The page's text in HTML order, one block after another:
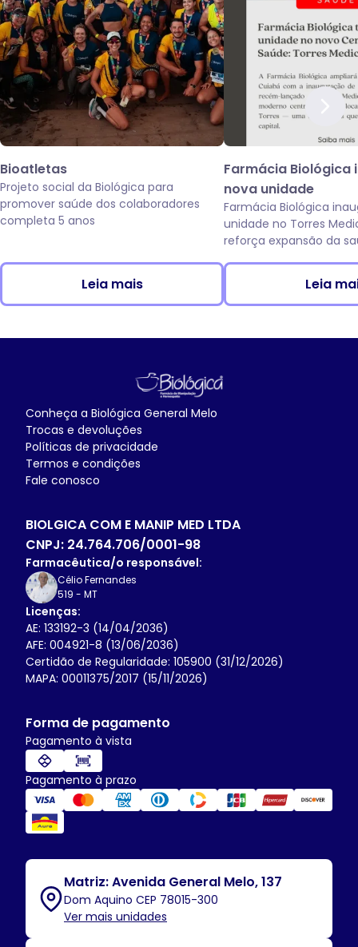
Bioatletas
Projeto social da Biológica para
promover saúde dos colaboradores
completa 5 anos
Leia mais
Farmácia Biológica
nova unidade
Farmácia Biológica
unidade no Torres
reforça expansão da
Leia
Conheça a Biológica General Melo
Trocas e devoluções
Políticas de privacidade
Termos e condições
Fale conosco
BIOLGICA COM E MANIP MED LTDA
CNPJ: 24.764.706/0001-98
Farmacêutica/o responsável:
Célio Fernandes
519 - MT
Licenças:
AE: 133192-3 (14/04/2036)
AFE: 004921-8 (13/06/2036)
Certidão de Regularidade: 105900 (31/12/2026)
MAPA: 00011375/2017 (15/11/2026)
Forma de pagamento
Pagamento à vista
Pagamento à prazo
Matriz: Avenida General Melo, 137
Dom Aquino CEP 78015-300
Ver mais unidades